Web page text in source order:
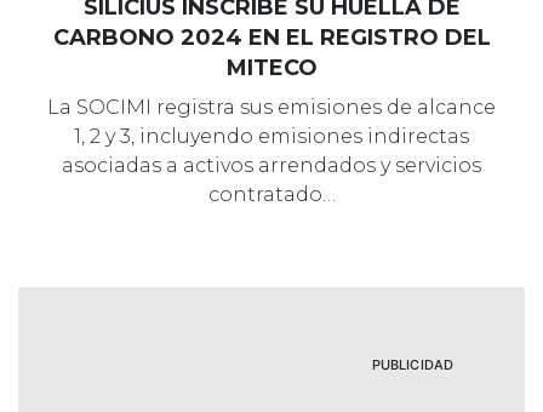
SILICIUS INSCRIBE SU HUELLA DE
CARBONO 2024 EN EL REGISTRO DEL
MITECO
La SOCIMI registra sus emisiones de alcance
1, 2 y 3, incluyendo emisiones indirectas
asociadas a activos arrendados y servicios
contratado…
PUBLICIDAD